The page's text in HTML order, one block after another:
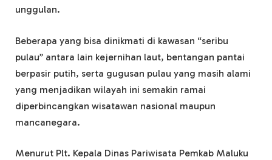
unggulan.
Beberapa yang bisa dinikmati di kawasan “seribu
pulau” antara lain kejernihan laut, bentangan pantai
berpasir putih, serta gugusan pulau yang masih alami
yang menjadikan wilayah ini semakin ramai
diperbincangkan wisatawan nasional maupun
mancanegara.
Menurut Plt. Kepala Dinas Pariwisata Pemkab Maluku